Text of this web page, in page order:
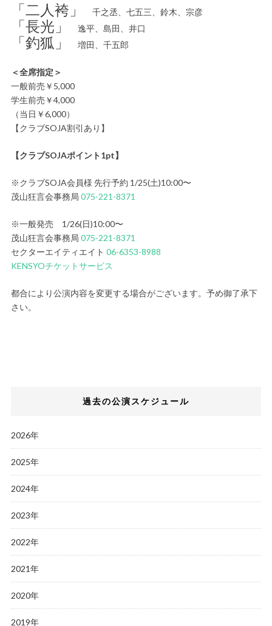
「二人袴」 千之丞、七五三、鈴木、宗彦
「長光」 逸平、島田、井口
「釣狐」 増田、千五郎
＜全席指定＞
一般前売￥5,000
学生前売￥4,000
（当日￥6,000）
【クラブSOJA割引あり】
【クラブSOJAポイント1pt】
※クラブSOJA会員様 先行予約 1/25(土)10:00〜
茂山狂言会事務局 075-221-8371
※一般発売 1/26(日)10:00〜
茂山狂言会事務局 075-221-8371
セクターエイティエイト 06-6353-8988
KENSYOチケットサービス
都合により公演内容を変更する場合がございます。予め御了承下
さい。
過去の公演スケジュール
2026年
2025年
2024年
2023年
2022年
2021年
2020年
2019年